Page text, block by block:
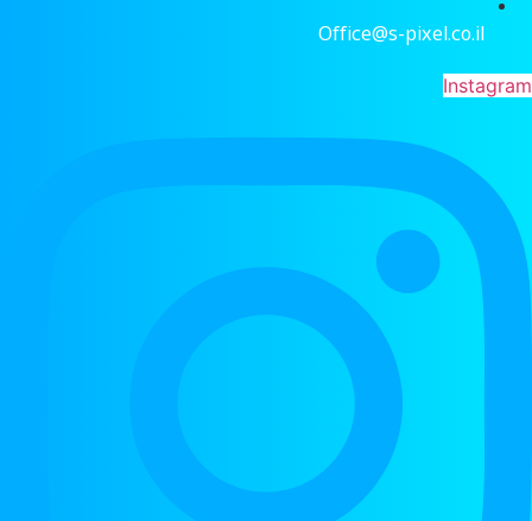
Office@s-pixel.co.il
Instagram